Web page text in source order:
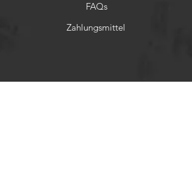
FAQs
Zahlungsmittel